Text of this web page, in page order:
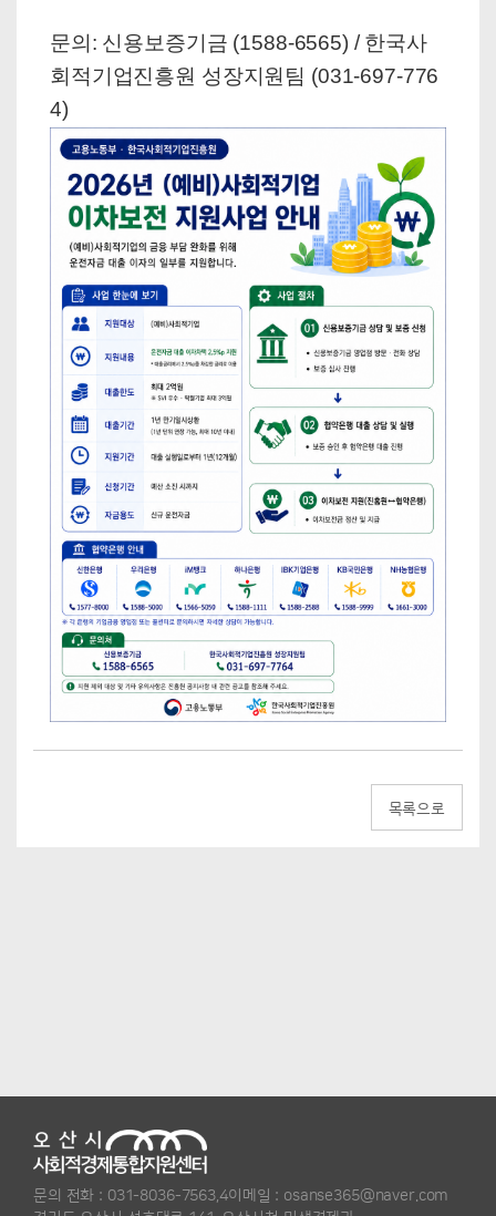
문의: 신용보증기금 (1588-6565) / 한국사
회적기업진흥원 성장지원팀 (031-697-776
4)
목록으로
문의 전화 : 031-8036-7563,4이메일 : osanse365@naver.com